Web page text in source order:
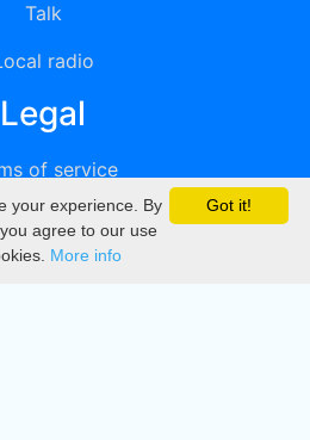
Talk
radio
Legal
of service
Privacy
DMCA
Got it!
your experience. By
agree to our use
More info